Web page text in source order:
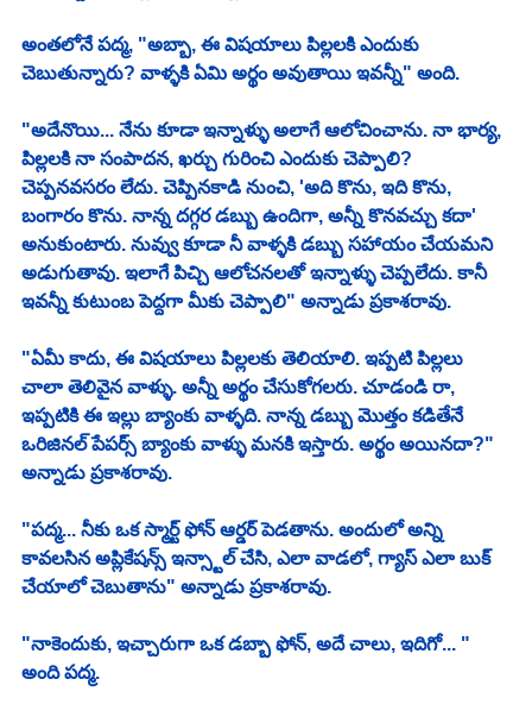
అంతలోనే పద్మ, "అబ్బా, ఈ విషయాలు పిల్లలకి ఎందుకు
చెబుతున్నారు? వాళ్ళకి ఏమి అర్థం అవుతాయి ఇవన్నీ" అంది.
"అదేనొయి... నేను కూడా ఇన్నాళ్ళు అలాగే ఆలోచించాను. నా భార్య,
పిల్లలకి నా సంపాదన, ఖర్చు గురించి ఎందుకు చెప్పాలి?
చెప్పనవసరం లేదు. చెప్పినకాడి నుంచి, 'అది కొను, ఇది కొను,
బంగారం కొను. నాన్న దగ్గర డబ్బు ఉందిగా, అన్నీ కొనవచ్చు కదా'
అనుకుంటారు. నువ్వు కూడా నీ వాళ్ళకి డబ్బు సహాయం చేయమని
అడుగుతావు. ఇలాగే పిచ్చి ఆలోచనలతో ఇన్నాళ్ళు చెప్పలేదు. కానీ
ఇవన్నీ కుటుంబ పెద్దగా మీకు చెప్పాలి" అన్నాడు ప్రకాశరావు.
"ఏమీ కాదు, ఈ విషయాలు పిల్లలకు తెలియాలి. ఇప్పటి పిల్లలు
చాలా తెలివైన వాళ్ళు. అన్నీ అర్థం చేసుకోగలరు. చూడండి రా,
ఇప్పటికి ఈ ఇల్లు బ్యాంకు వాళ్ళది. నాన్న డబ్బు మొత్తం కడితేనే
ఒరిజినల్ పేపర్స్ బ్యాంకు వాళ్ళు మనకి ఇస్తారు. అర్థం అయినదా?"
అన్నాడు ప్రకాశరావు.
"పద్మ... నీకు ఒక స్మార్ట్ ఫోన్ ఆర్డర్ పెడతాను. అందులో అన్ని
కావలసిన అప్లికేషన్స్ ఇన్స్టాల్ చేసి, ఎలా వాడలో, గ్యాస్ ఎలా బుక్
చేయాలో చెబుతాను" అన్నాడు ప్రకాశరావు.
"నాకెందుకు, ఇచ్చారుగా ఒక డబ్బా ఫోన్, అదే చాలు, ఇదిగో... "
అంది పద్మ.